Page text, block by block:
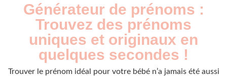
Générateur de prénoms :
Trouvez des prénoms
uniques et originaux en
quelques secondes !
Trouver le prénom idéal pour votre bébé n’a jamais été aussi